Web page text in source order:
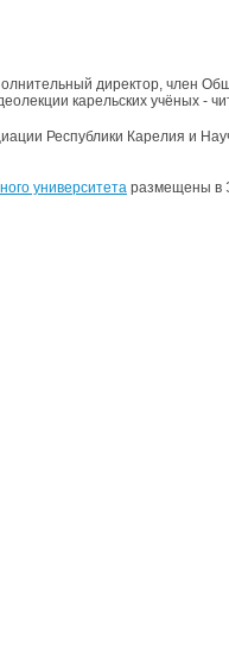
директор, член
карельских учёных -
Республики Карелия и
университета размещены в